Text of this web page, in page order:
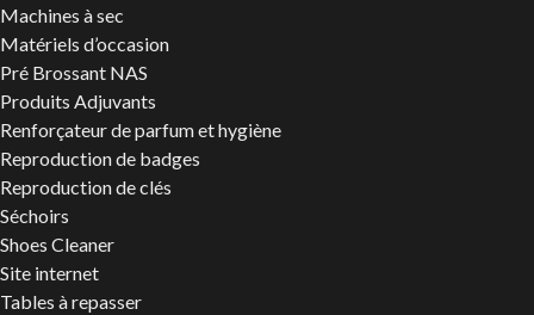
Machines à sec
Matériels d’occasion
Pré Brossant NAS
Produits Adjuvants
Renforçateur de parfum et hygiène
Reproduction de badges
Reproduction de clés
Séchoirs
Shoes Cleaner
Site internet
Tables à repasser